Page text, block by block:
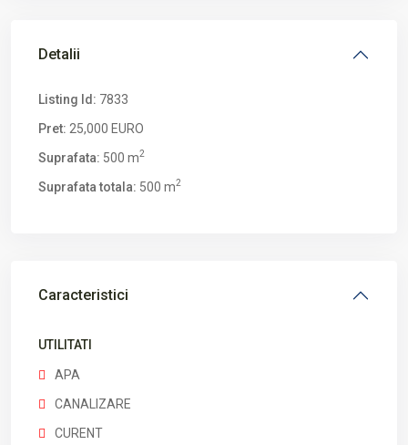
Detalii
Listing Id: 7833
Pret: 25,000 EURO
Suprafata: 500 m2
Suprafata totala: 500 m2
Caracteristici
UTILITATI
APA
CANALIZARE
CURENT